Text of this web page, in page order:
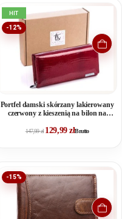
HIT
-12%
Portfel damski skórzany lakierowany
czerwony z kieszenią na bilon na
147,99zł 129,99złBrutto
-15%